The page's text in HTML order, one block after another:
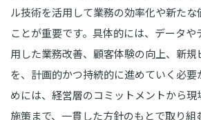
ル技術を活用して業務の効率化や新たな
ことが重要です。具体的には、データ
用した業務改善、顧客体験の向上、新
を、計画的かつ持続的に進めていく必要
めには、経営層のコミットメントから
施策まで、一貫した方針のもとで取り組